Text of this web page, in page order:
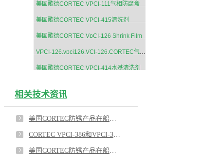
美国歌德CORTEC VPCI-111气相防腐盒
美国歌德CORTEC VPCI-415清洗剂
美国歌德CORTEC VpCI-126 Shrink Film
VPCI-126,vpci126,VCI-126,CORTEC气相防锈膜
美国歌德CORTEC VPCI-414水基清洗剂
相关技术资讯